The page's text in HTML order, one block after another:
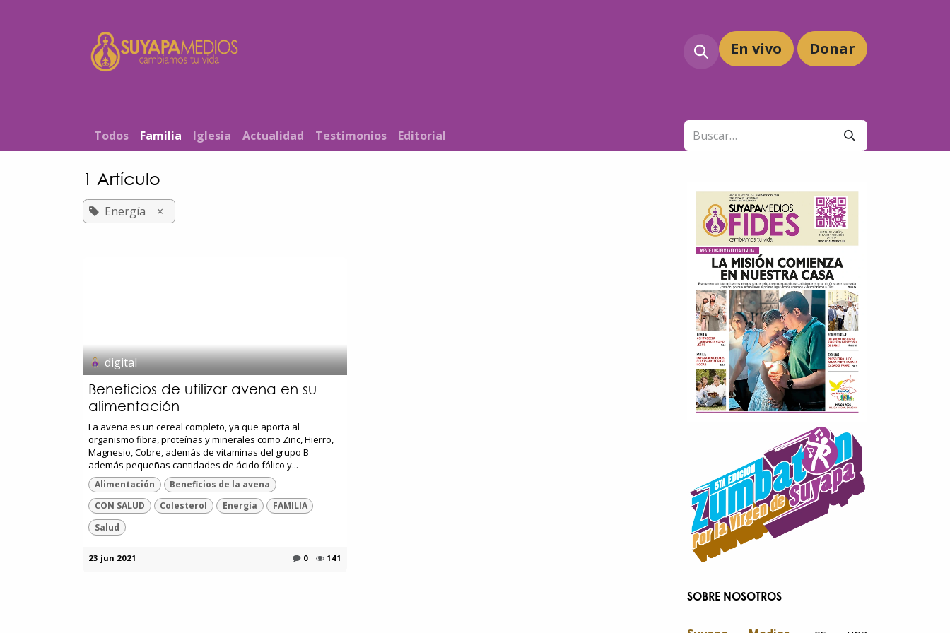
En vivo Donar
T​od​​os Familia Iglesia Actualidad Testimonios Editorial
1 Artículo
Energía ×
digital
Beneficios de utilizar avena en su
alimentación
La avena es un cereal completo, ya que aporta al
organismo fibra, proteínas y minerales como Zinc, Hierro,
Magnesio, Cobre, además de vitaminas del grupo B
además pequeñas cantidades de ácido fólico y...
Alimentación
Beneficios de la avena
CON SALUD
Colesterol Energía
FAMILIA
Salud
23 jun 2021 0 141
SOBRE NOSOTROS
Contáctanos​​